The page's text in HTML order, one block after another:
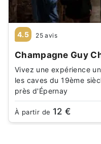
4.5 25 avis
Champagne Guy
Vivez une expérience
les caves du 19ème
près d'Épernay
À partir de 12 €